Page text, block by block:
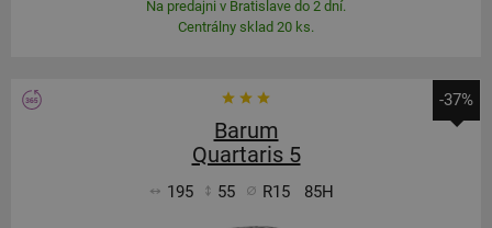
Na predajni v Bratislave do 2 dní.
Centrálny sklad 20 ks.
-37%
Barum
Quartaris 5
195 55 R15 85H